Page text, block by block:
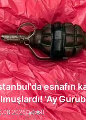
esnafın
'Ay
0 0